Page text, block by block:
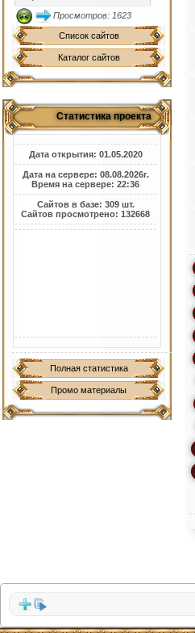
Просмотров: 1623
Список сайтов
Каталог сайтов
Статистика проекта
Дата открытия: 01.05.2020
Дата на сервере: 08.08.2026г.
Время на сервере: 22:36
Сайтов в базе: 309 шт.
Сайтов просмотрено: 132668
Полная статистика
Промо материалы